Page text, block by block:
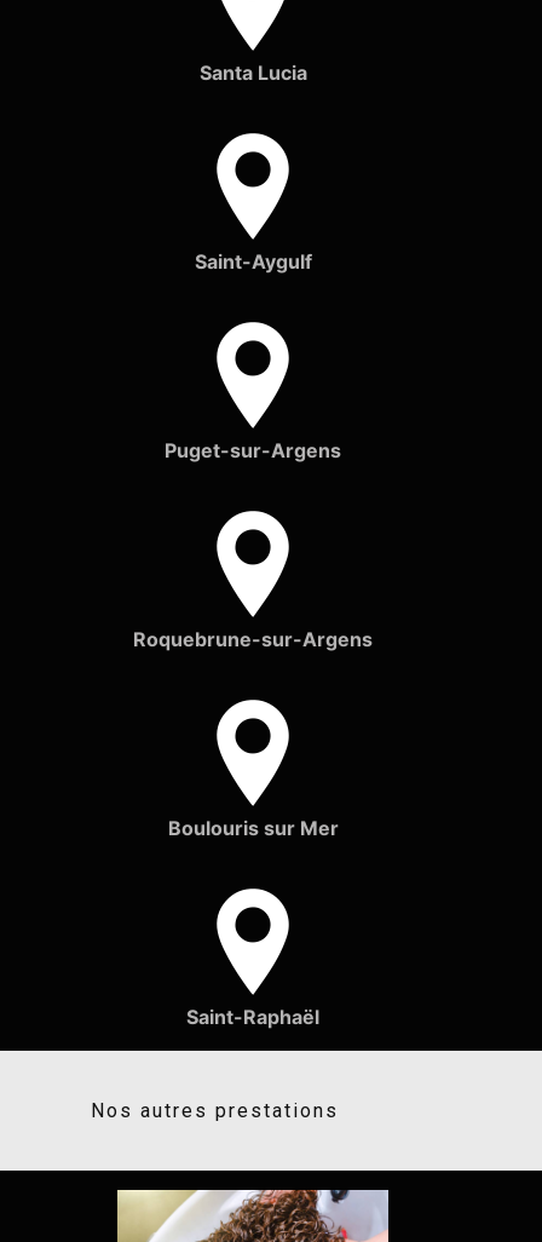
Santa Lucia
Saint-Aygulf
Puget-sur-Argens
Roquebrune-sur-Argens
Boulouris sur Mer
Saint-Raphaël
Nos autres prestations